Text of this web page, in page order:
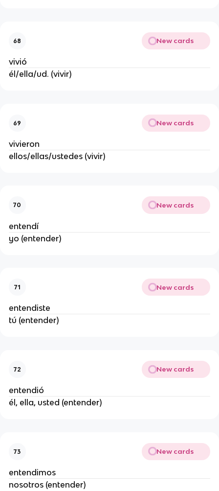
68 New cards
vivió
él/ella/ud. (vivir)
69 New cards
vivieron
ellos/ellas/ustedes (vivir)
70 New cards
entendí
yo (entender)
71 New cards
entendiste
tú (entender)
72 New cards
entendió
él, ella, usted (entender)
73 New cards
entendimos
nosotros (entender)